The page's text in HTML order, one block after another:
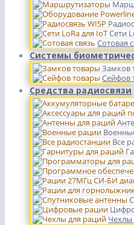
Сети
Сотовая
Системы
Замков
Сейфов
Средства радиосвязи
Все
Чехлы